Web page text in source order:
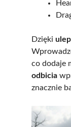
Dzięki
co dodaje
odbicia
znacznie